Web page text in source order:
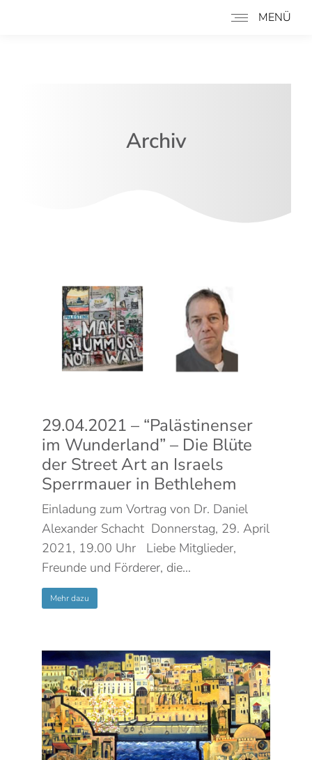
MENÜ
Archiv
29.04.2021 – “Palästinenser
im Wunderland” – Die Blüte
der Street Art an Israels
Sperrmauer in Bethlehem
Einladung zum Vortrag von Dr. Daniel
Alexander Schacht Donnerstag, 29. April
2021, 19.00 Uhr Liebe Mitglieder,
Freunde und Förderer, die…
Mehr dazu